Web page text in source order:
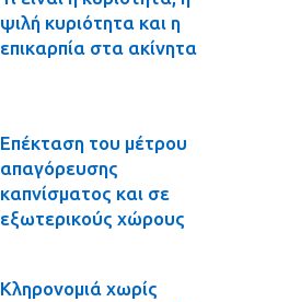
ψιλή κυριότητα και η
επικαρπία στα ακίνητα
Επέκταση του μέτρου
απαγόρευσης
καπνίσματος και σε
εξωτερικούς χώρους
Κληρονομιά χωρίς